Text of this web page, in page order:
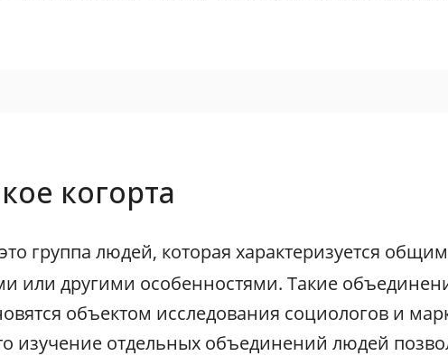
когорта
группа людей, которая характеризуется
или другими особенностями. Такие
объектом исследования социологов и
изучение отдельных объединений людей